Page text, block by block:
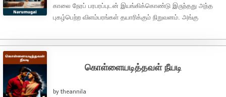
காலை நேரப் பரபரப்புடன் இயங்கிக்கொண்டு இருந்தது அந்த
புகழ்பெற்ற விளம்பரங்கள் தயாரிக்கும் நிறுவனம். அங்கு
பேசிகொண்டு ...
கொள்ளையடித்தவள் நீயடி
by theannila